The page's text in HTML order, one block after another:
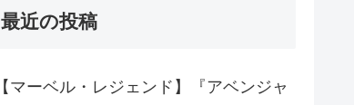
最近の投稿
【マーベル・レジェンド】『アベンジャ